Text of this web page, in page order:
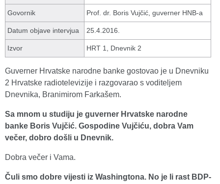
Govornik Prof. dr. Boris Vujčić, guverner HNB-a
Datum objave intervjua 25.4.2016.
Izvor HRT 1, Dnevnik 2
Guverner Hrvatske narodne banke gostovao je u Dnevniku
2 Hrvatske radiotelevizije i razgovarao s voditeljem
Dnevnika, Branimirom Farkašem.
Sa mnom u studiju je guverner Hrvatske narodne
banke Boris Vujčić. Gospodine Vujčiću, dobra Vam
večer, dobro došli u Dnevnik.
Dobra večer i Vama.
Čuli smo dobre vijesti iz Washingtona. No je li rast BDP-